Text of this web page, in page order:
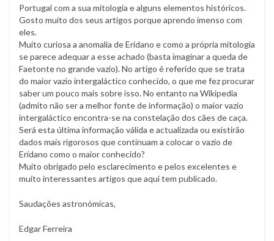
Portugal com a sua mitologia e alguns elementos históricos.
Gosto muito dos seus artigos porque aprendo imenso com
eles.
Muito curiosa a anomalia de Erídano e como a própria mitologia
se parece adequar a esse achado (basta imaginar a queda de
Faetonte no grande vazio). No artigo é referido que se trata
do maior vazio intergaláctico conhecido, o que me fez procurar
saber um pouco mais sobre isso. No entanto na Wikipedia
(admito não ser a melhor fonte de informação) o maior vazio
intergaláctico encontra-se na constelação dos cães de caça.
Será esta última informação válida e actualizada ou existirão
dados mais rigorosos que continuam a colocar o vazio de
Erídano como o maior conhecido?
Muito obrigado pelo esclarecimento e pelos excelentes e
muito interessantes artigos que aqui tem publicado.
Saudações astronómicas,
Edgar Ferreira